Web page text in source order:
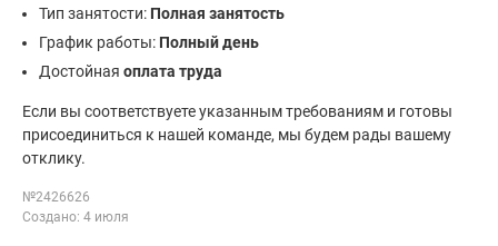
Тип занятости: Полная занятость
График работы: Полный день
Достойная оплата труда
Если вы соответствуете указанным требованиям и готовы
присоединиться к нашей команде, мы будем рады вашему
отклику.
№2426626
Создано: 4 июля